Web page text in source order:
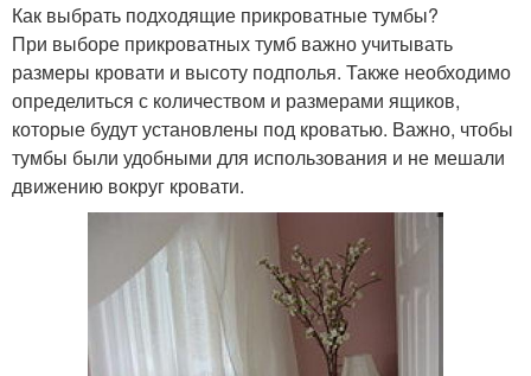
Как выбрать подходящие прикроватные тумбы?
При выборе прикроватных тумб важно учитывать
размеры кровати и высоту подполья. Также необходимо
определиться с количеством и размерами ящиков,
которые будут установлены под кроватью. Важно, чтобы
тумбы были удобными для использования и не мешали
движению вокруг кровати.